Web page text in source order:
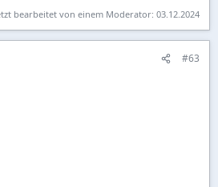
bearbeitet von einem Moderator: 03.12.2024
#63